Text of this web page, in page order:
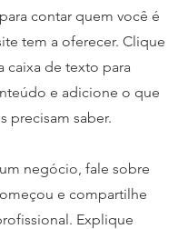
contar quem você é
tem a oferecer. Clique
caixa de texto para
e adicione o que
precisam saber.
negócio, fale sobre
e compartilhe
Explique